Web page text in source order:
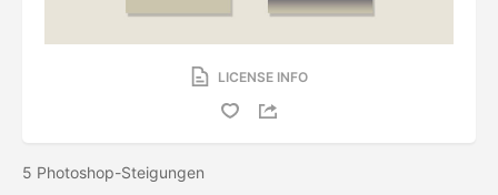
LICENSE INFO
5 Photoshop-Steigungen